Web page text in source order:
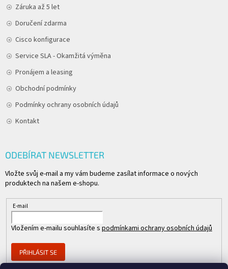
Záruka až 5 let
Doručení zdarma
Cisco konfigurace
Service SLA - Okamžitá výměna
Pronájem a leasing
Obchodní podmínky
Podmínky ochrany osobních údajů
Kontakt
ODEBÍRAT NEWSLETTER
Vložte svůj e-mail a my vám budeme zasílat informace o nových
produktech na našem e-shopu.
E-mail
Vložením e-mailu souhlasíte s podmínkami ochrany osobních údajů
PŘIHLÁSIT SE